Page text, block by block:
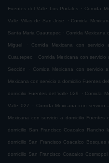
Fuentes del Valle Los Portales . Comida
Valle Villas de San Jose . Comida
Santa Maria Cuautepec . Comida Mexicana
Miguel . Comida Mexicana con
Cuautepec . Comida Mexicana con
Sección . Comida Mexicana con servicio
Mexicana con servicio a domicilio Fuentes
domicilio Fuentes del Valle 029 . Comida
Valle 027 . Comida Mexicana con
Mexicana con servicio a domicilio Fuentes
domicilio San Francisco Coacalco Rancho
domicilio San Francisco Coacalco Bosques
domicilio San Francisco Coacalco Cosmopol